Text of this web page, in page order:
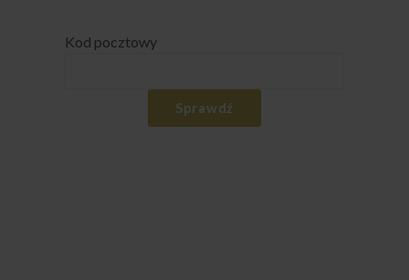
Kod pocztowy
Sprawdź